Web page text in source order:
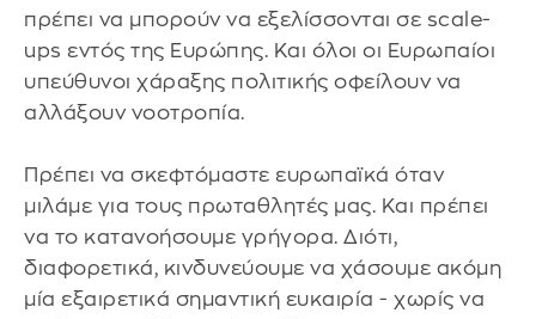
πρέπει να μπορούν να εξελίσσονται σε scale-
ups εντός της Ευρώπης. Και όλοι οι Ευρωπαίοι
υπεύθυνοι χάραξης πολιτικής οφείλουν να
αλλάξουν νοοτροπία.
Πρέπει να σκεφτόμαστε ευρωπαϊκά όταν
μιλάμε για τους πρωταθλητές μας. Και πρέπει
να το κατανοήσουμε γρήγορα. Διότι,
διαφορετικά, κινδυνεύουμε να χάσουμε ακόμη
μία εξαιρετικά σημαντική ευκαιρία - χωρίς να